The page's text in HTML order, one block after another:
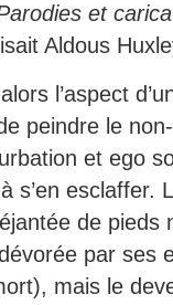
et
Aldous
l’aspect
peindre le
et ego
s’en esclaffer.
de pieds
par ses
mais le